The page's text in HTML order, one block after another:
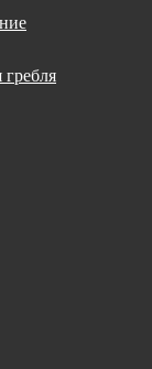
гребля